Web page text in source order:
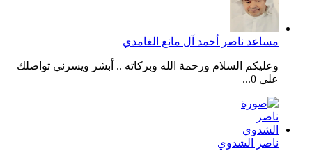
مساعد ناصر أحمد آل مانع الغامدي
وعليكم السلام ورحمة الله وبركاته .. أبشر ويسرني تواصلك
على 0...
ناصر الشدوي